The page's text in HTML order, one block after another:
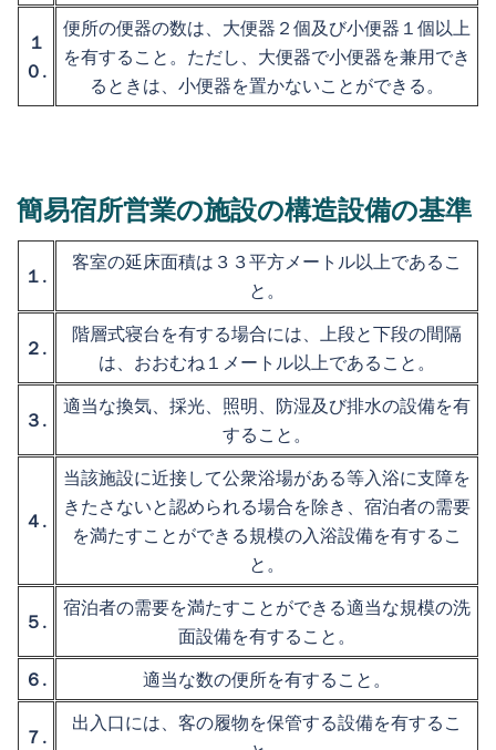
１
０.
便所の便器の数は、大便器２個及び小便器１個以上
を有すること。ただし、大便器で小便器を兼用でき
るときは、小便器を置かないことができる。
簡易宿所営業の施設の構造設備の基準
１.
客室の延床面積は３３平方メートル以上であるこ
と。
２.
階層式寝台を有する場合には、上段と下段の間隔
は、おおむね１メートル以上であること。
３.
適当な換気、採光、照明、防湿及び排水の設備を有
すること。
４.
当該施設に近接して公衆浴場がある等入浴に支障を
きたさないと認められる場合を除き、宿泊者の需要
を満たすことができる規模の入浴設備を有するこ
と。
５.
宿泊者の需要を満たすことができる適当な規模の洗
面設備を有すること。
６.
適当な数の便所を有すること。
７.
出入口には、客の履物を保管する設備を有するこ